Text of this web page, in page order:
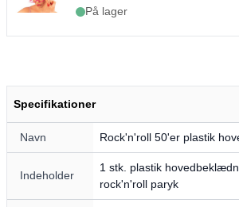
På lager
Specifikationer
Navn Rock'n'roll 50'er plastik
Indeholder
1 stk. plastik
rock'n'roll paryk